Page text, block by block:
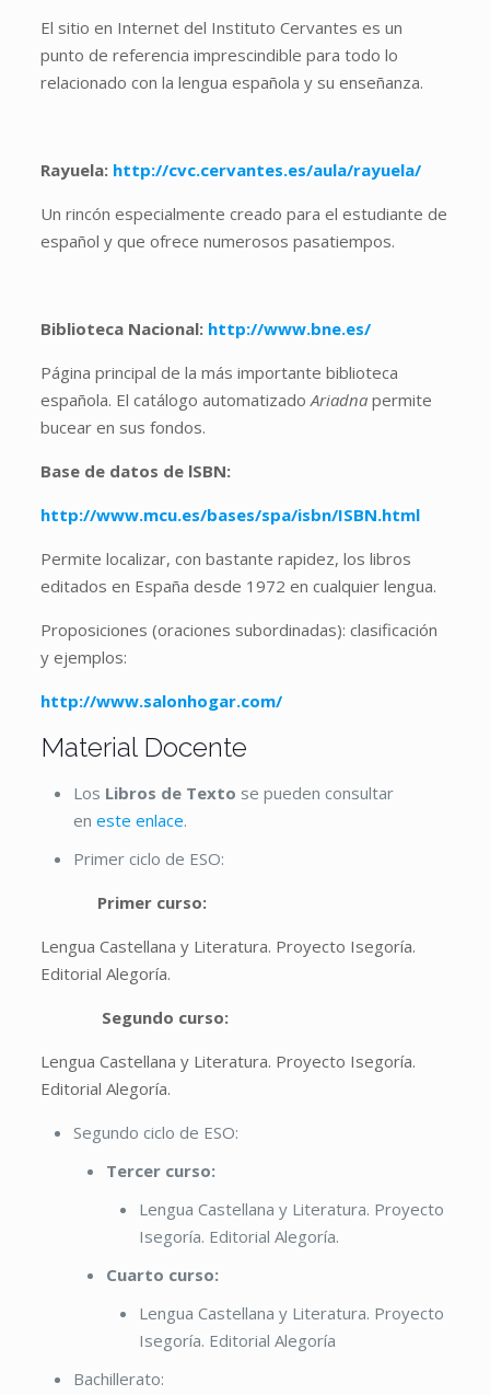
El sitio en Internet del Instituto Cervantes es un
punto de referencia imprescindible para todo lo
relacionado con la lengua española y su enseñanza.
Rayuela: http://cvc.cervantes.es/aula/rayuela/
Un rincón especialmente creado para el estudiante de
español y que ofrece numerosos pasatiempos.
Biblioteca Nacional: http://www.bne.es/
Página principal de la más importante biblioteca
española. El catálogo automatizadoAriadna permite
bucear en sus fondos.
Base de datos de lSBN:
http://www.mcu.es/bases/spa/isbn/ISBN.html
Permite localizar, con bastante rapidez, los libros
editados en España desde 1972 en cualquier lengua.
Proposiciones (oraciones subordinadas): clasificación
y ejemplos:
http://www.salonhogar.com/
Material Docente
Los Libros de Texto se pueden consultar
en este enlace.
Primer ciclo de ESO:
Primer curso:
Lengua Castellana y Literatura. Proyecto Isegoría.
Editorial Alegoría.
Segundo curso:
Lengua Castellana y Literatura. Proyecto Isegoría.
Editorial Alegoría.
Segundo ciclo de ESO:
Tercer curso:
Lengua Castellana y Literatura. Proyecto
Isegoría. Editorial Alegoría.
Cuarto curso:
Lengua Castellana y Literatura. Proyecto
Isegoría. Editorial Alegoría
Bachillerato: